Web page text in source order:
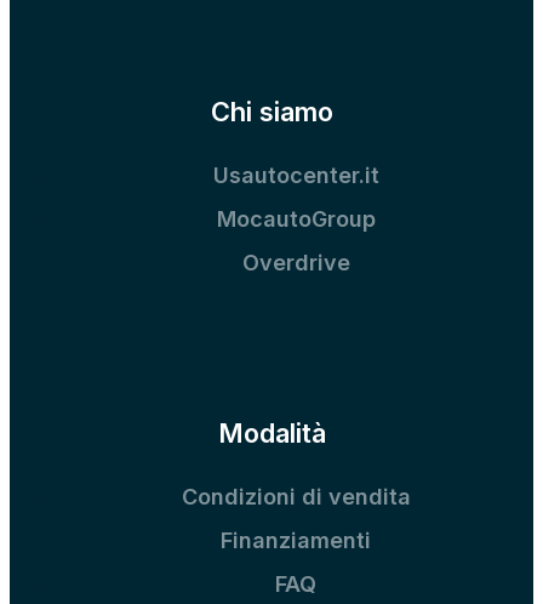
Chi siamo
Usautocenter.it
MocautoGroup
Overdrive
Modalità
Condizioni di vendita
Finanziamenti
FAQ